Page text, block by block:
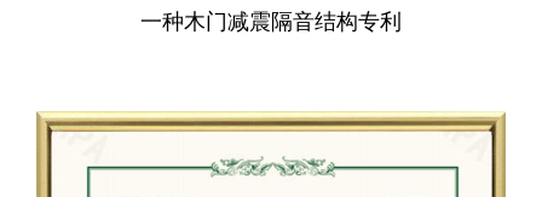
一种木门减震隔音结构专利